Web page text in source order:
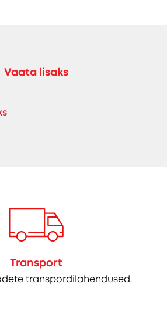
Vaata lisaks
Transport
transpordilahendused.